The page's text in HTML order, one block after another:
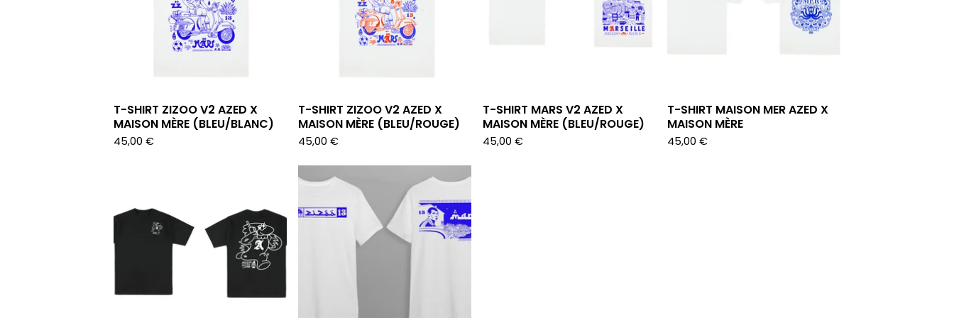
T-SHIRT ZIZOO V2 AZED X
MAISON MÈRE (BLEU/BLANC)
45,00 €
T-SHIRT ZIZOO V2 AZED X
MAISON MÈRE (BLEU/ROUGE)
45,00 €
T-SHIRT MARS V2 AZED X
MAISON MÈRE (BLEU/ROUGE)
45,00 €
T-SHIRT MAISON MER AZED X
MAISON MÈRE
45,00 €